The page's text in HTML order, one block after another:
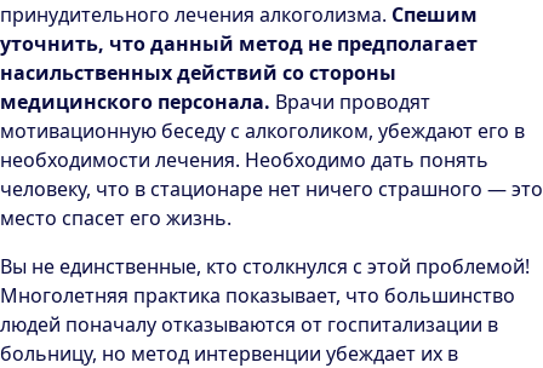
принудительного лечения алкоголизма. Спешим
уточнить, что данный метод не предполагает
насильственных действий со стороны
медицинского персонала. Врачи проводят
мотивационную беседу с алкоголиком, убеждают его в
необходимости лечения. Необходимо дать понять
человеку, что в стационаре нет ничего страшного — это
место спасет его жизнь.
Вы не единственные, кто столкнулся с этой проблемой!
Многолетняя практика показывает, что большинство
людей поначалу отказываются от госпитализации в
больницу, но метод интервенции убеждает их в